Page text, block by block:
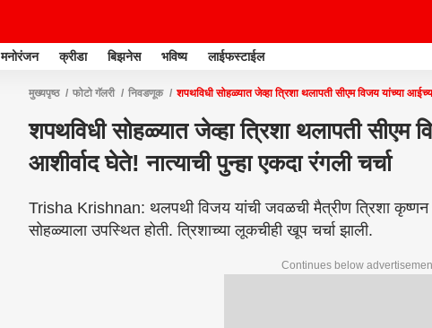
मनोरंजन क्रीडा बिझनेस भविष्य लाईफस्टाईल
मुख्यपृष्ठ फोटो गॅलरी निवडणूक शपथविधी सोहळ्यात जेव्हा त्रिशा थलापती सीएम विजय यांच्या
शपथविधी सोहळ्यात जेव्हा त्रिशा थलापती सीएम
आशीर्वाद घेते! नात्याची पुन्हा एकदा रंगली चर्चा
Trisha Krishnan: थलपथी विजय यांची जवळची मैत्रीण त्रिशा कृष्णन
सोहळ्याला उपस्थित होती. त्रिशाच्या लूकचीही खूप चर्चा झाली.
Continues below